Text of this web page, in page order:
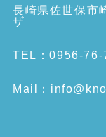
長崎県佐世保
ザ
TEL：0956-76-
Mail：